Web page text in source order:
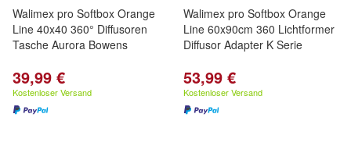
Walimex pro Softbox Orange
Line 40x40 360° Diffusoren
Tasche Aurora Bowens
39,99 €
Kostenloser Versand
Walimex pro Softbox Orange
Line 60x90cm 360 Lichtformer
Diffusor Adapter K Serie
53,99 €
Kostenloser Versand